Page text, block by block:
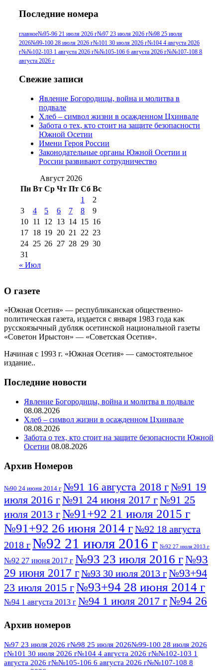
июля 2017 г(11)№96 9 августа 2012
г(13) №96 28 июля 2015 г(9) №96+97 3
июля 2014 г(10)№96+97 30 июля
2016 г(13)
июля 2017 г
2012 г
(15)
№97 30 июля 2015 г
(15)№98 1 августа 2015 г
августа 2016 г(10)№98 5 июля 2014 г(10)
№98 8 августа 2013 г
августа 2012 г(14) №98+99 11 июля
2017 г(9)
№99 4 августа
2016 г(12) №99 8 июля 2014 г
августа 2012 г(11)
августа 2013 г
(12)
Последние номера
главное№95-96 21 июля 2026 г№97 23 июля 2026 г№98 25 июля
2026№99-100 28 июля 2026 г№101 30 июля 2026 г№104 4 августа 2026
г№№102-103 1 августа 2026 г№№105-106 6 августа 2026 г№№107-108 8
августа 2026 г
Свежие записи
Явление Богородицы, война и молитва в
подвале
Хлеб – символ жизни в осажденном Цхинвале
Забота о тех, кто стоит на защите безопасности
Южной Осетии
Имени Героя России
Законодательные органы Южной Осетии и
России развивают сотрудничество
Август 2026
Пн Вт Ср Чт Пт Сб Вс
1
2
3
4 5 6 7 8
9
10 11 12 13 14 15 16
17 18 19 20 21 22 23
24 25 26 27 28 29 30
31
« Июл
О газете
«Южная Осетия» — республиканская общественно-
политическая газета, издается с января 1983 года как
русскоязычный дубляж осетинской национальной газеты
«Советон Ирыстон» — «Советская Осетия».
Начиная с 1993 г. «Южная Осетия» — самостоятельное
издание..
Последние новости
Явление Богородицы, война и молитва в подвале
08.08.2026
Хлеб – символ жизни в осажденном Цхинвале
08.08.2026
Забота о тех, кто стоит на защите безопасности Южной
Осетии 08.08.2026
Архив Номеров
№90 24 июня 2014 г №91 16 августа 2018 г№91 19
июля 2016 г№91 24 июня 2017 г№91 25
июля 2013 г№91+92 21 июля 2015 г
№91+92 26 июня 2014 г№92 18 августа
2018 г№92 21 июля 2016 г №92 27 июля 2013 г
№92 27 июня 2017 г №93 23 июля 2016 г№93
29 июня 2017 г№93 30 июля 2013 г№93+94
23 июля 2015 г№93+94 28 июня 2014 г
№94 1 августа 2013 г №94 1 июля 2017 г№94 26
№95 7 августа 2012 г
№95 28 июля 2016 г №95+96 3 августа
2013 г№96 6 июля 2017 г№96 9 августа
Архив номеров
№97 23 июля 2026 г№98 25 июля 2026№99-100 28 июля 2026
г№101 30 июля 2026 г№104 4 августа 2026 г№№102-103 1
августа 2026 г№№105-106 6 августа 2026 г№№107-108 8